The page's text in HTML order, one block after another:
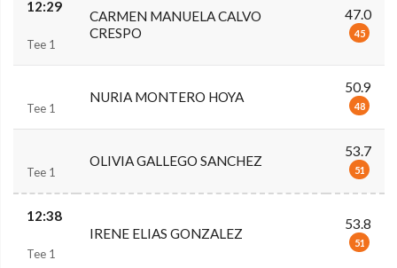
12:29
Tee 1
CARMEN MANUELA CALVO
CRESPO
47.0
45
Tee 1
NURIA MONTERO HOYA
50.9
48
Tee 1
OLIVIA GALLEGO SANCHEZ
53.7
51
12:38
Tee 1
IRENE ELIAS GONZALEZ
53.8
51